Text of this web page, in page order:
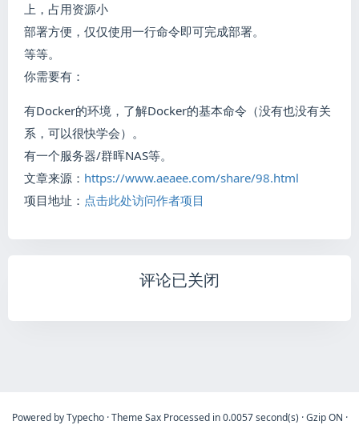
上，占用资源小
部署方便，仅仅使用一行命令即可完成部署。
等等。
你需要有：
有Docker的环境，了解Docker的基本命令（没有也没有关
系，可以很快学会）。
有一个服务器/群晖NAS等。
文章来源： https://www.aeaee.com/share/98.html
项目地址： 点击此处访问作者项目
评论已关闭
Powered byTypecho ·ThemeSaxProcessed in 0.0057 second(s) ·Gzip ON ·